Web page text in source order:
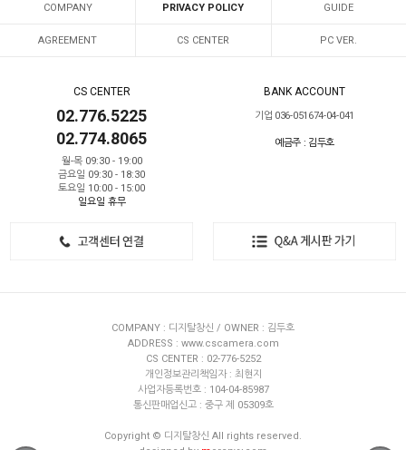
COMPANY PRIVACY POLICY GUIDE
AGREEMENT CS CENTER PC VER.
CS CENTER
02.776.5225
02.774.8065
월-목 09:30 - 19:00
금요일 09:30 - 18:30
토요일 10:00 - 15:00
일요일 휴무
BANK ACCOUNT
기업 036-051674-04-041
예금주 : 김두호
COMPANY : 디지탈창신 / OWNER : 김두호
ADDRESS : www.cscamera.com
CS CENTER : 02-776-5252
개인정보관리책임자 : 최현지
사업자등록번호 : 104-04-85987
통신판매업신고 : 중구 제 05309호
Copyright © 디지탈창신 All rights reserved.